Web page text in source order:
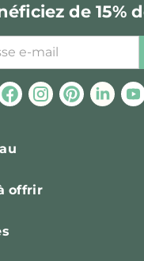
de 15%
offrir